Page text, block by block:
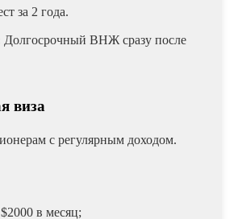
за 2 года.
Долгосрочный ВНЖ сразу после
виза
с регулярным доходом.
в месяц;